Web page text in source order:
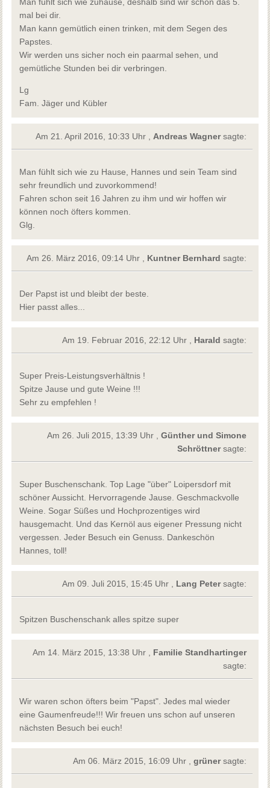
mal bei dir.
Man kann gemütlich einen trinken, mit dem Segen des
Papstes.
Wir werden uns sicher noch ein paarmal sehen, und
gemütliche Stunden bei dir verbringen.
Lg
Fam. Jäger und Kübler
Am 21. April 2016, 10:33 Uhr , Andreas Wagnersagte:
Man fühlt sich wie zu Hause, Hannes und sein Team sind
sehr freundlich und zuvorkommend!
Fahren schon seit 16 Jahren zu ihm und wir hoffen wir
können noch öfters kommen.
Glg.
Am 26. März 2016, 09:14 Uhr , Kuntner Bernhardsagte:
Der Papst ist und bleibt der beste.
Hier passt alles...
Am 19. Februar 2016, 22:12 Uhr , Harald sagte:
Super Preis-Leistungsverhältnis !
Spitze Jause und gute Weine !!!
Sehr zu empfehlen !
Am 26. Juli 2015, 13:39 Uhr ,Günther und Simone
Schröttnersagte:
Super Buschenschank. Top Lage "über" Loipersdorf mit
schöner Aussicht. Hervorragende Jause. Geschmackvolle
Weine. Sogar Süßes und Hochprozentiges wird
hausgemacht. Und das Kernöl aus eigener Pressung nicht
vergessen. Jeder Besuch ein Genuss. Dankeschön
Hannes, toll!
Am 09. Juli 2015, 15:45 Uhr , Lang Petersagte:
Spitzen Buschenschank alles spitze super
Am 14. März 2015, 13:38 Uhr , Familie Standhartinger
sagte:
Wir waren schon öfters beim "Papst". Jedes mal wieder
eine Gaumenfreude!!! Wir freuen uns schon auf unseren
nächsten Besuch bei euch!
Am 06. März 2015, 16:09 Uhr ,grünersagte: